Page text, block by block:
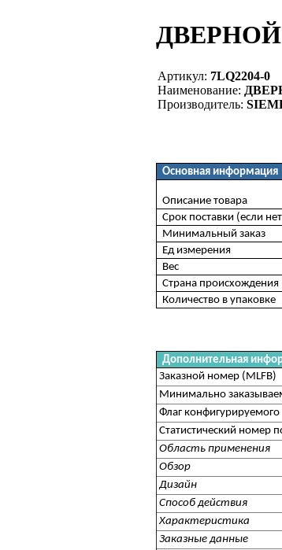
ДВЕРНОЙ
Артикул: 7LQ2204-0
Наименование:
Производитель:
Основная информация
Описание товара
Срок поставки (если
Минимальный заказ
Ед измерения
Вес
Страна происхождения
Количество в упаковке
Дополнительная
Заказной номер (MLFB)
Минимально
Флаг конфигурируемого
Статистический номер
Область применения
Обзор
Дизайн
Способ действия
Характеристика
Заказные данные